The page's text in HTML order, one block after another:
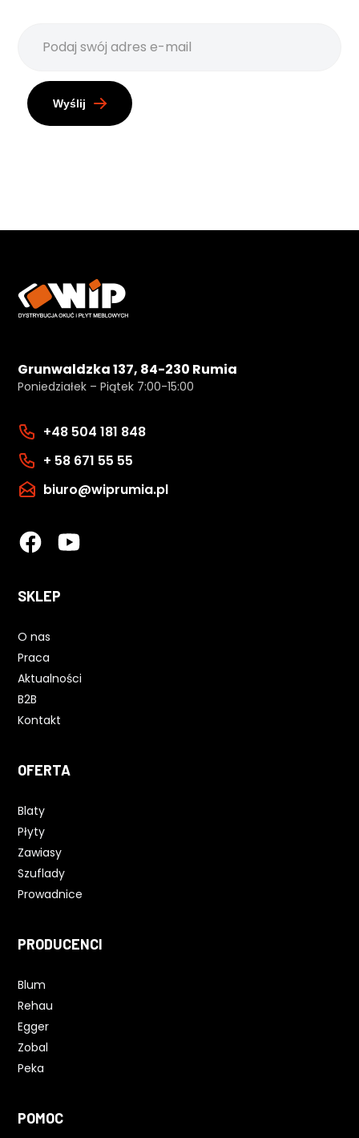
Wyślij
Grunwaldzka 137, 84-230 Rumia
Poniedziałek – Piątek 7:00-15:00
+48 504 181 848
+ 58 671 55 55
biuro@wiprumia.pl
SKLEP
O nas
Praca
Aktualności
B2B
Kontakt
OFERTA
Blaty
Płyty
Zawiasy
Szuflady
Prowadnice
PRODUCENCI
Blum
Rehau
Egger
Zobal
Peka
POMOC